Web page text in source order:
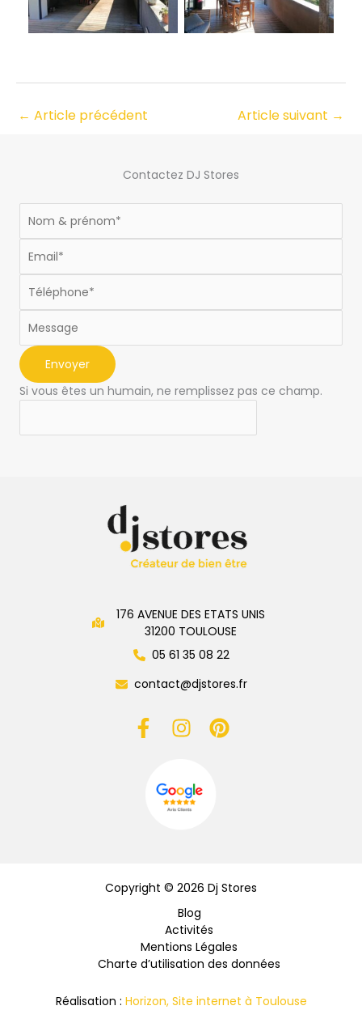
← Article précédent Article suivant →
Contactez DJ Stores
footer
Envoyer
Si vous êtes un humain, ne remplissez pas ce champ.
176 AVENUE DES ETATS UNIS
31200 TOULOUSE
05 61 35 08 22
contact@djstores.fr
Copyright © 2026 Dj Stores
Blog
Activités
Mentions Légales
Charte d’utilisation des données
Réalisation : Horizon, Site internet à Toulouse
Appelez-nous
Devis gratuit